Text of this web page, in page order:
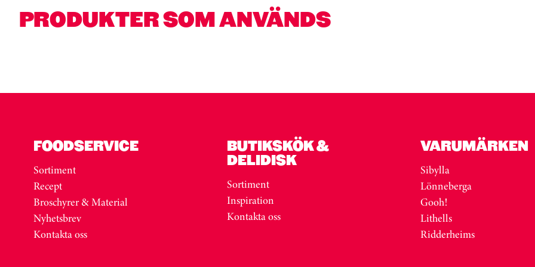
PRODUKTER SOM ANVÄNDS
FOODSERVICE
Sortiment
Recept
Broschyrer & Material
Nyhetsbrev
Kontakta oss
BUTIKSKÖK &
DELIDISK
Sortiment
Inspiration
Kontakta oss
VARUMÄRKEN
Sibylla
Lönneberga
Gooh!
Lithells
Ridderheims